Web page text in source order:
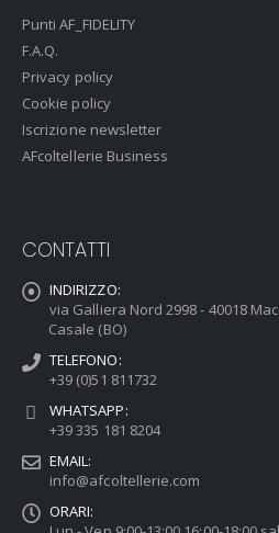
Punti AF_FIDELITY
F.A.Q.
Privacy policy
Cookie policy
Iscrizione newsletter
AFcoltellerie Business
CONTATTI
INDIRIZZO:
via Galliera Nord 2998 - 40018
Casale (BO)
TELEFONO:
+39 (0)51 811732
WHATSAPP:
+39 335 181 8204
EMAIL:
info@afcoltellerie.com
ORARI: